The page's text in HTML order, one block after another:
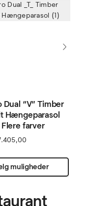
Dual “V” Timber
Hængeparasol
farver
muligheder
Dette
vare